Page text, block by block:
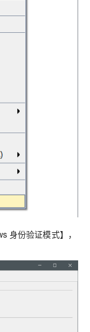
身份验证模式】，